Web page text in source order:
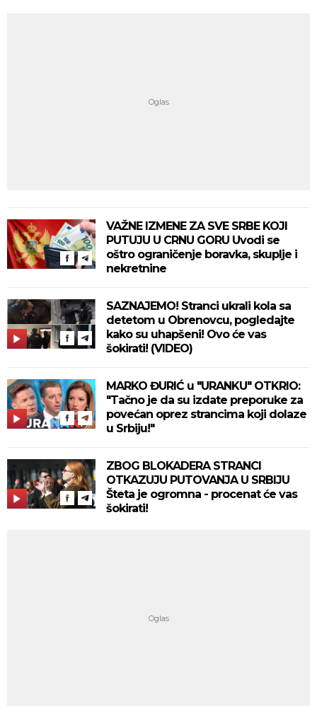
VAŽNE IZMENE ZA SVE SRBE KOJI
PUTUJU U CRNU GORU Uvodi se
oštro ograničenje boravka, skuplje i
nekretnine
SAZNAJEMO! Stranci ukrali kola sa
detetom u Obrenovcu, pogledajte
kako su uhapšeni! Ovo će vas
šokirati! (VIDEO)
MARKO ĐURIĆ u "URANKU" OTKRIO:
"Tačno je da su izdate preporuke za
povećan oprez strancima koji dolaze
u Srbiju!"
ZBOG BLOKADERA STRANCI
OTKAZUJU PUTOVANJA U SRBIJU
Šteta je ogromna - procenat će vas
šokirati!